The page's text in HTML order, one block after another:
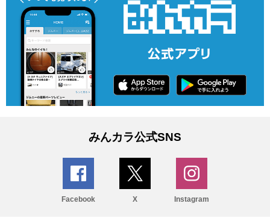
みんカラ公式SNS
Facebook X Instagram